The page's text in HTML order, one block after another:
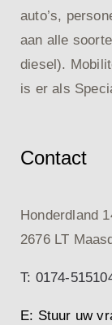
auto’s,
aan alle
diesel).
is er als
Contact
Honderdland
2676 LT
T: 0174-
E: Stuur uw